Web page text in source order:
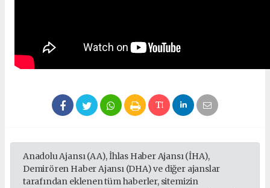
Anadolu Ajansı (AA), İhlas Haber Ajansı (İHA),
Demirören Haber Ajansı (DHA) ve diğer ajanslar
tarafından eklenen tüm haberler, sitemizin